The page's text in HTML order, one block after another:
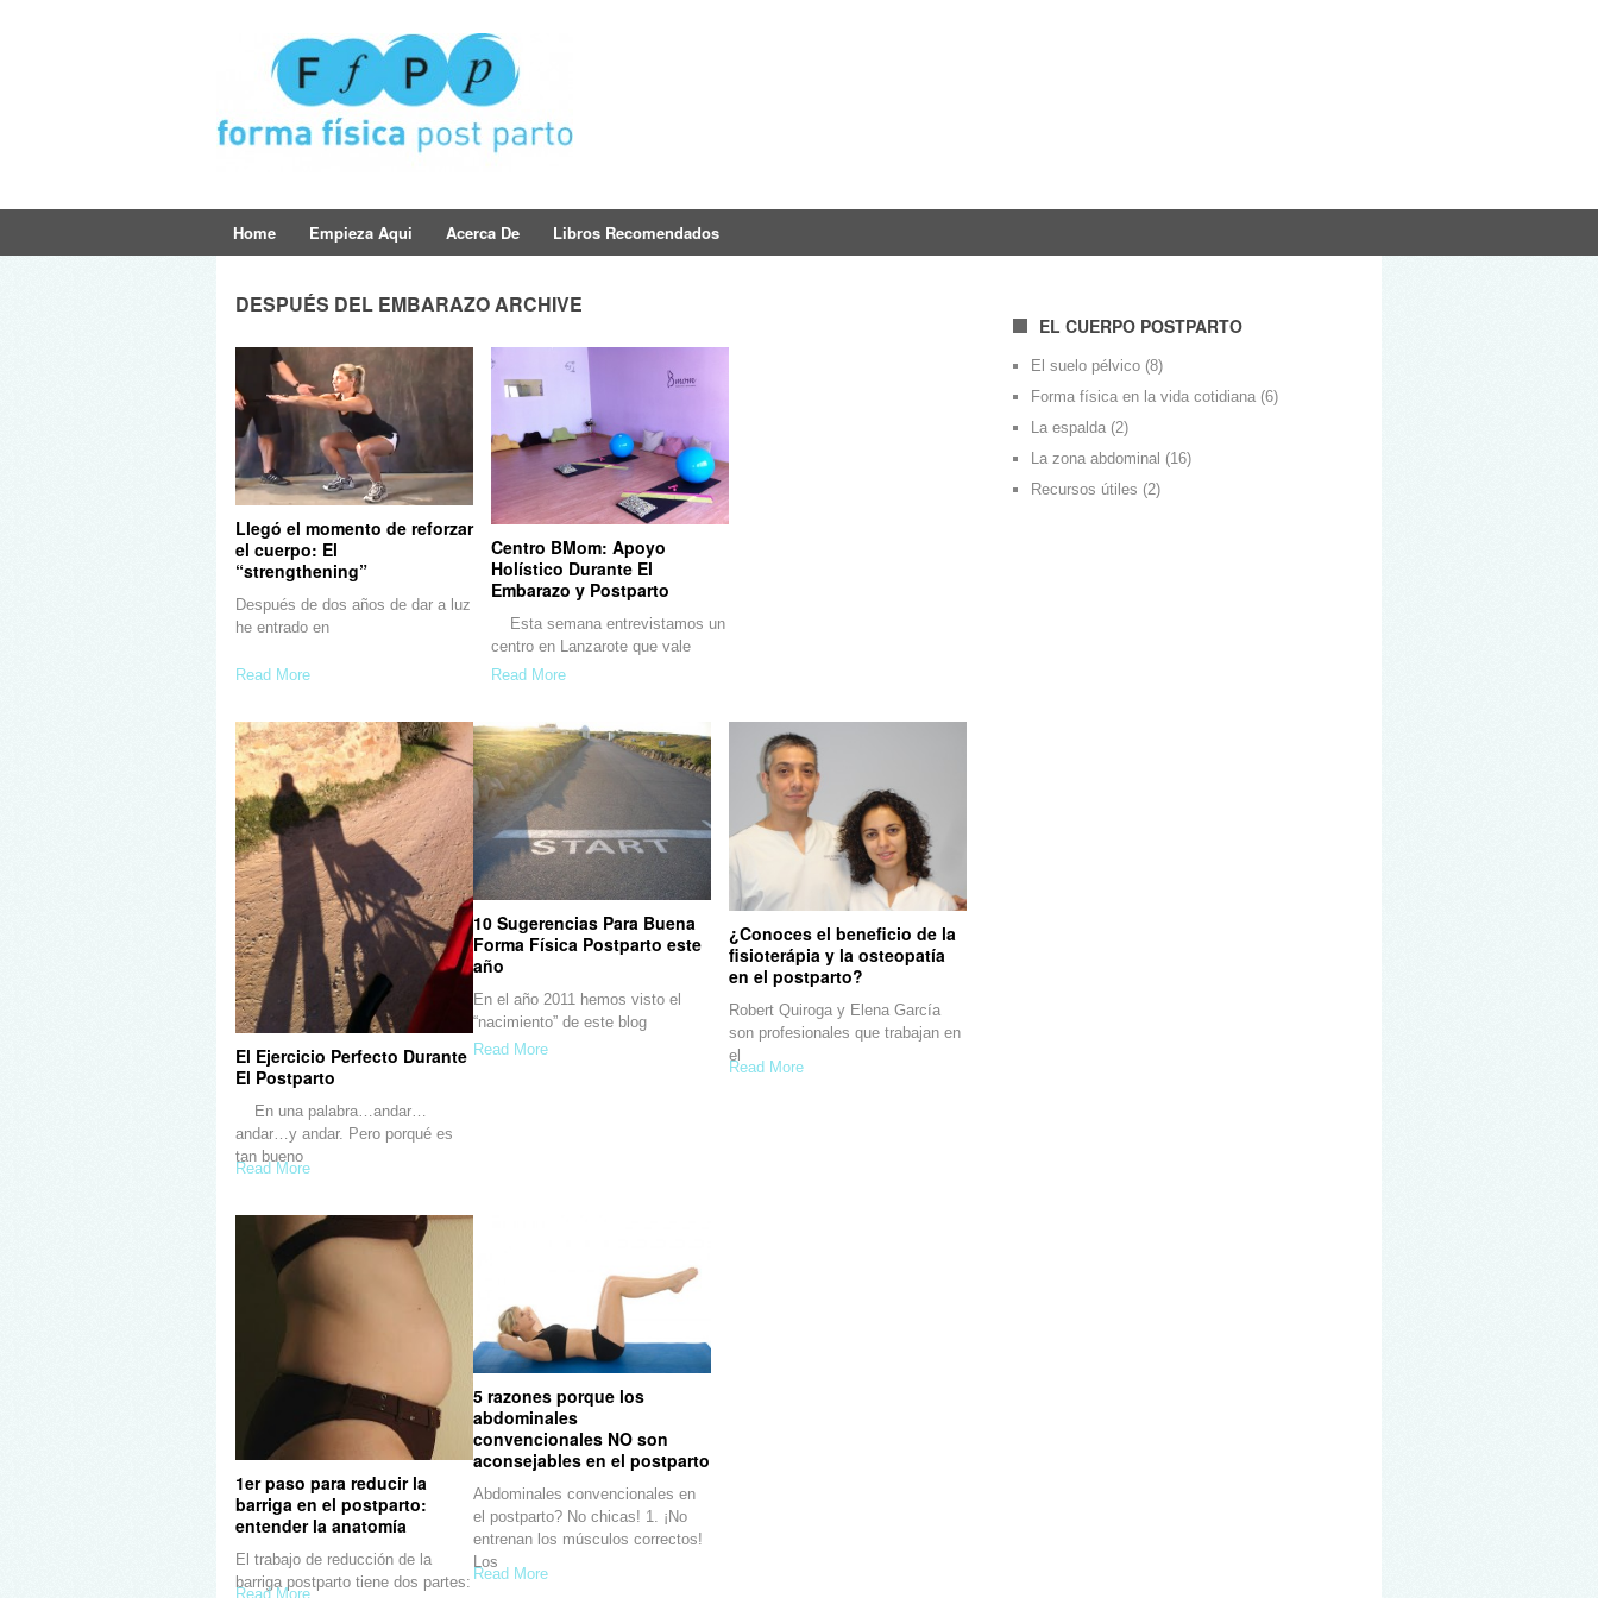
Home Empieza Aqui Acerca De Libros Recomendados
DESPUÉS DEL EMBARAZO ARCHIVE
Llegó el momento de reforzar
el cuerpo: El
“strengthening”
Después de dos años de dar a luz
he entrado en
Read More
Centro BMom: Apoyo
Holístico Durante El
Embarazo y Postparto
Esta semana entrevistamos un
centro en Lanzarote que vale
Read More
El Ejercicio Perfecto Durante
El Postparto
En una palabra…andar…
andar…y andar. Pero porqué es
tan bueno
Read More
10 Sugerencias Para Buena
Forma Física Postparto este
año
En el año 2011 hemos visto el
“nacimiento” de este blog
Read More
¿Conoces el beneficio de la
fisioterápia y la osteopatía
en el postparto?
Robert Quiroga y Elena García
son profesionales que trabajan en
el
Read More
1er paso para reducir la
barriga en el postparto:
entender la anatomía
El trabajo de reducción de la
barriga postparto tiene dos partes:
Read More
5 razones porque los
abdominales
convencionales NO son
aconsejables en el postparto
Abdominales convencionales en
el postparto? No chicas! 1. ¡No
entrenan los músculos correctos!
Los
Read More
EL CUERPO POSTPARTO
El suelo pélvico (8)
Forma física en la vida cotidiana (6)
La espalda (2)
La zona abdominal (16)
Recursos útiles (2)